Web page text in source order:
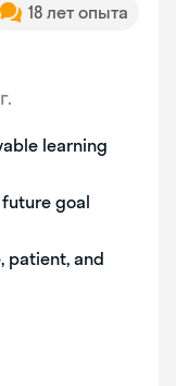
18 лет опыта
learning
goal
patient, and